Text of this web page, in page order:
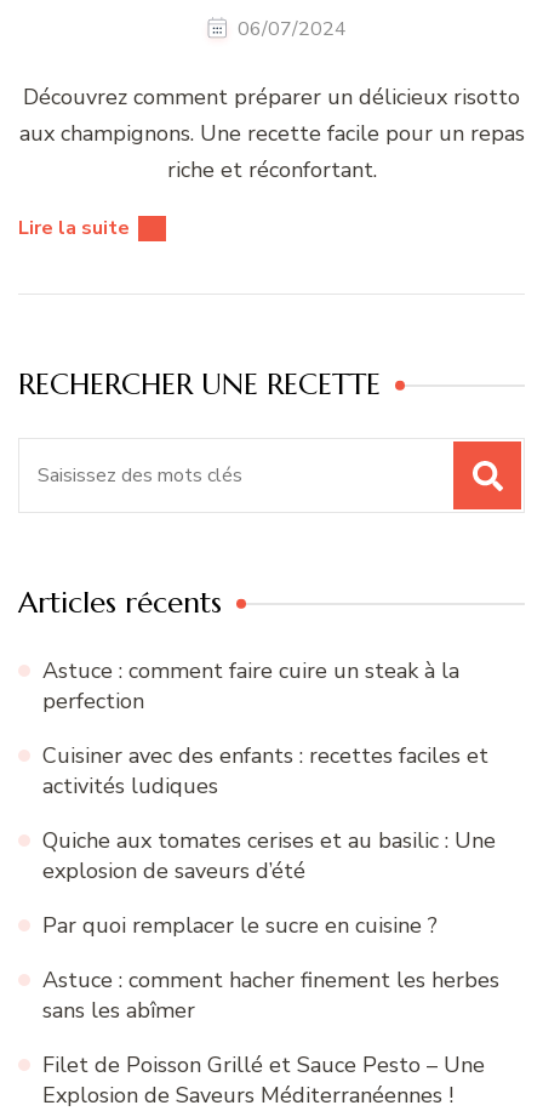
06/07/2024
Découvrez comment préparer un délicieux risotto
aux champignons. Une recette facile pour un repas
riche et réconfortant.
Lire la suite
RECHERCHER UNE RECETTE
Articles récents
Astuce : comment faire cuire un steak à la
perfection
Cuisiner avec des enfants : recettes faciles et
activités ludiques
Quiche aux tomates cerises et au basilic : Une
explosion de saveurs d’été
Par quoi remplacer le sucre en cuisine ?
Astuce : comment hacher finement les herbes
sans les abîmer
Filet de Poisson Grillé et Sauce Pesto – Une
Explosion de Saveurs Méditerranéennes !